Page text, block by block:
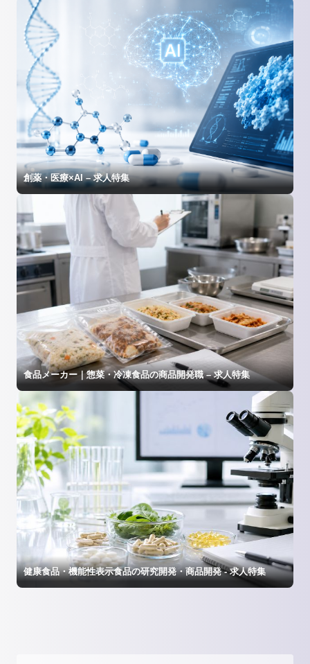
創薬・医療×AI – 求人特集
食品メーカー｜惣菜・冷凍食品の商品開発職 – 求人特集
健康食品・機能性表示食品の研究開発・商品開発 - 求人特集